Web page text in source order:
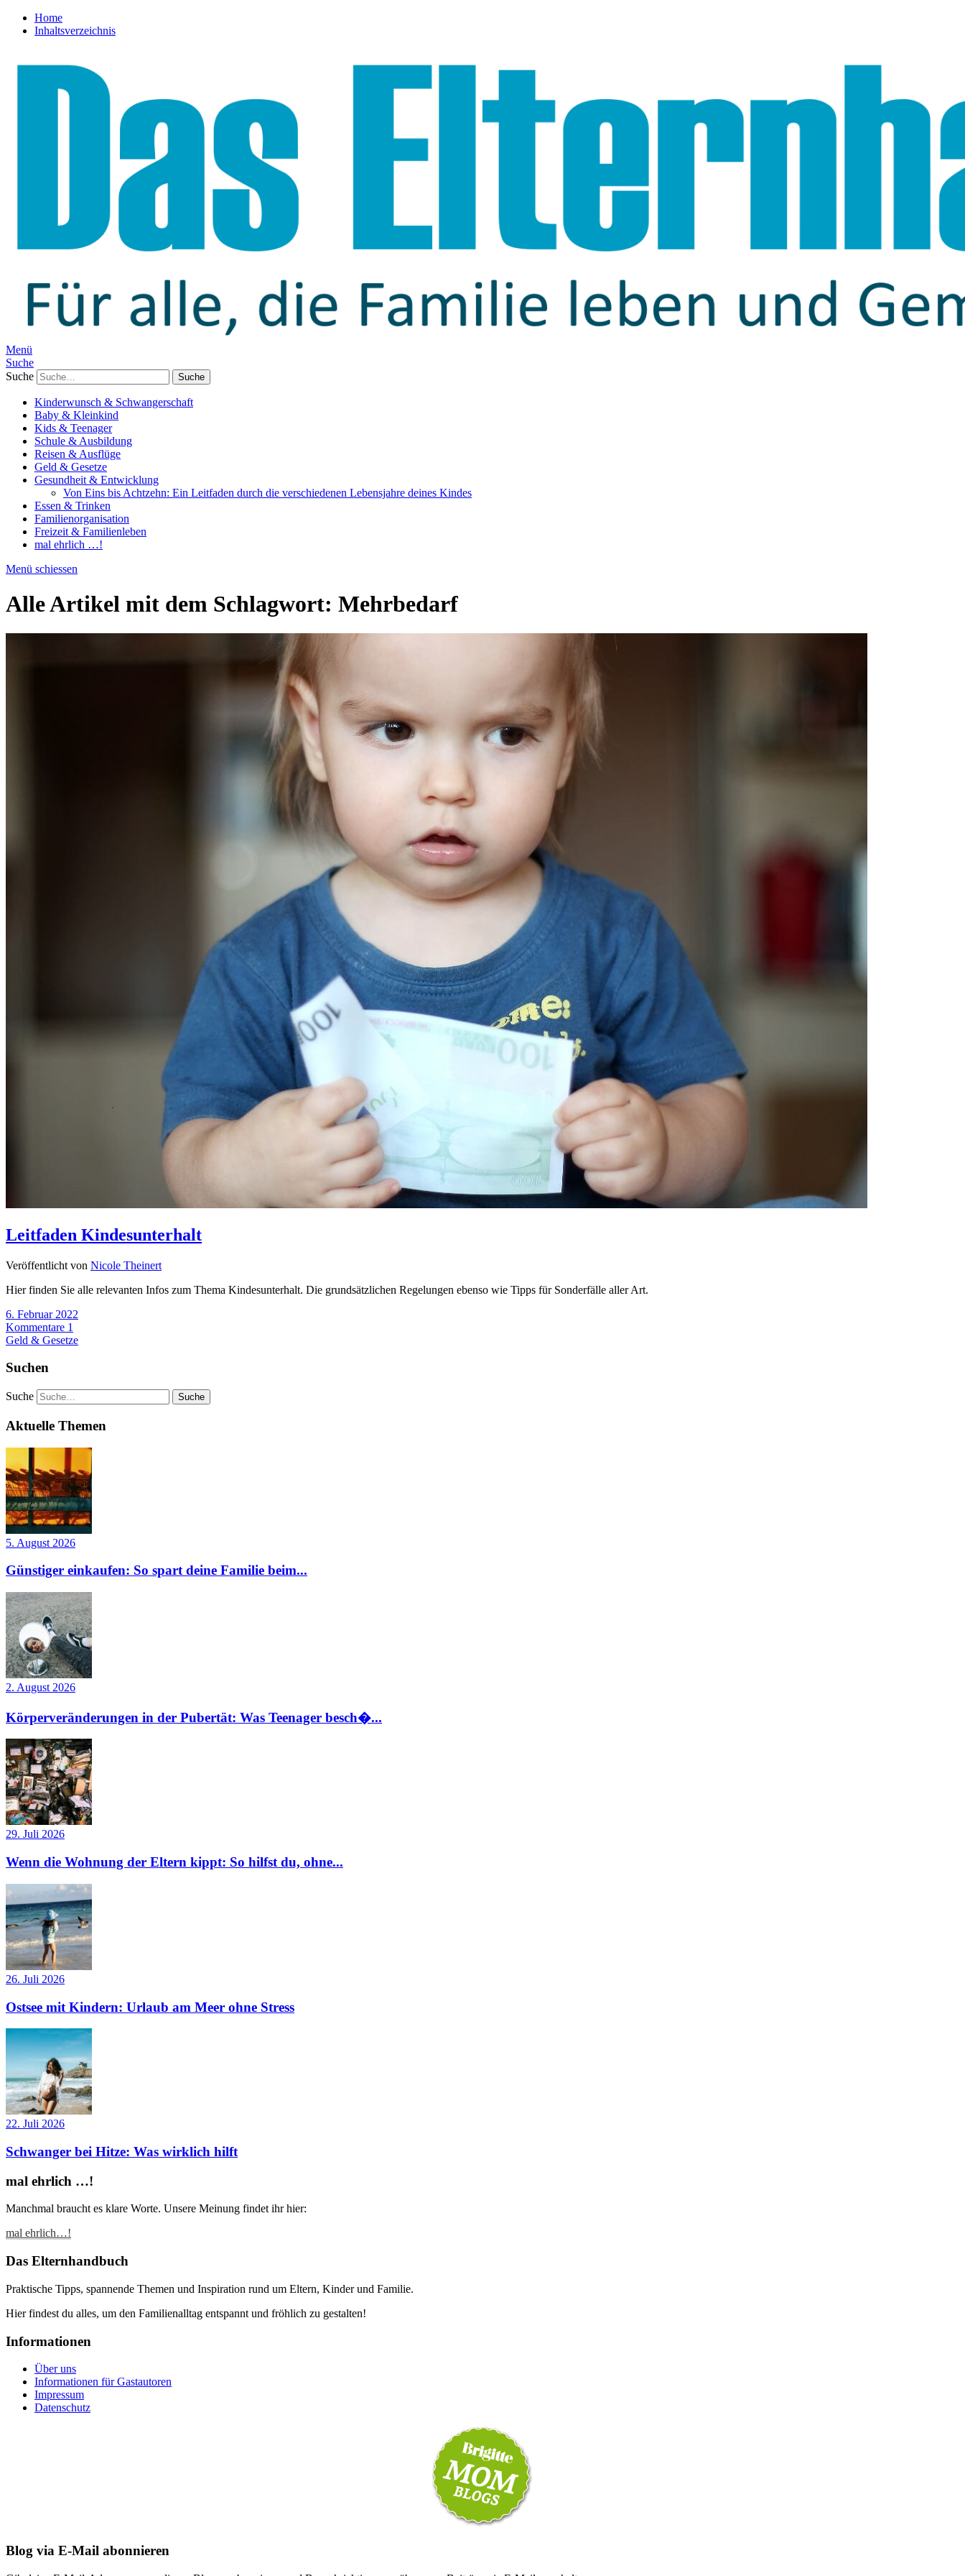
Home
Inhaltsverzeichnis
Menü
Suche
Suche
Kinderwunsch & Schwangerschaft
Baby & Kleinkind
Kids & Teenager
Schule & Ausbildung
Reisen & Ausflüge
Geld & Gesetze
Gesundheit & Entwicklung
Von Eins bis Achtzehn: Ein Leitfaden durch die verschiedenen Lebensjahre deines Kindes
Essen & Trinken
Familienorganisation
Freizeit & Familienleben
mal ehrlich …!
Menü schiessen
Alle Artikel mit dem Schlagwort: Mehrbedarf
Leitfaden Kindesunterhalt
Veröffentlicht von Nicole Theinert
Hier finden Sie alle relevanten Infos zum Thema Kindesunterhalt. Die grundsätzlichen Regelungen ebenso wie Tipps für Sonderfälle aller Art.
6. Februar 2022
Kommentare 1
Geld & Gesetze
Suchen
Suche
Aktuelle Themen
5. August 2026
Günstiger einkaufen: So spart deine Familie beim...
2. August 2026
Körperveränderungen in der Pubertät: Was Teenager besch�...
29. Juli 2026
Wenn die Wohnung der Eltern kippt: So hilfst du, ohne...
26. Juli 2026
Ostsee mit Kindern: Urlaub am Meer ohne Stress
22. Juli 2026
Schwanger bei Hitze: Was wirklich hilft
mal ehrlich …!
Manchmal braucht es klare Worte. Unsere Meinung findet ihr hier:
mal ehrlich…!
Das Elternhandbuch
Praktische Tipps, spannende Themen und Inspiration rund um Eltern, Kinder und Familie.
Hier findest du alles, um den Familienalltag entspannt und fröhlich zu gestalten!
Informationen
Über uns
Informationen für Gastautoren
Impressum
Datenschutz
Blog via E-Mail abonnieren